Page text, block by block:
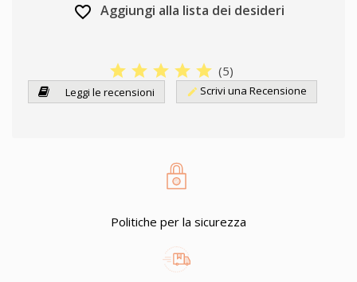
favorite_border Aggiungi alla lista dei desideri
star star star star star (5)
Leggi le recensioni edit Scrivi una Recensione
Politiche per la sicurezza